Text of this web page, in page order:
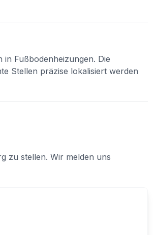
Fußbodenheizungen. Die
Stellen präzise lokalisiert werden
zu stellen. Wir melden uns